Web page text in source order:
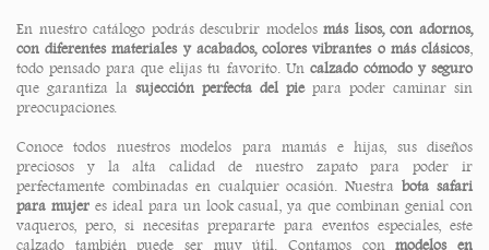
En nuestro catálogo podrás descubrir modelosmás lisos, con adornos,
con diferentes materiales y acabados, colores vibrantes o más clásicos,
todo pensado para que elijas tu favorito. Un calzado cómodo y seguro
que garantiza la sujección perfecta del piepara poder caminar sin
preocupaciones.
Conoce todos nuestros modelos para mamás e hijas, sus diseños
preciosos y la alta calidad de nuestro zapato para poder ir
perfectamente combinadas en cualquier ocasión. Nuestrabota safari
para mujeres ideal para un look casual, ya que combinan genial con
vaqueros, pero, si necesitas prepararte para eventos especiales, este
calzado también puede ser muy útil. Contamos conmodelos en